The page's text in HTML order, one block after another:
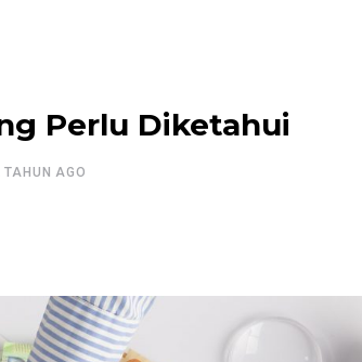
Perlu Diketahui
TAHUN AGO